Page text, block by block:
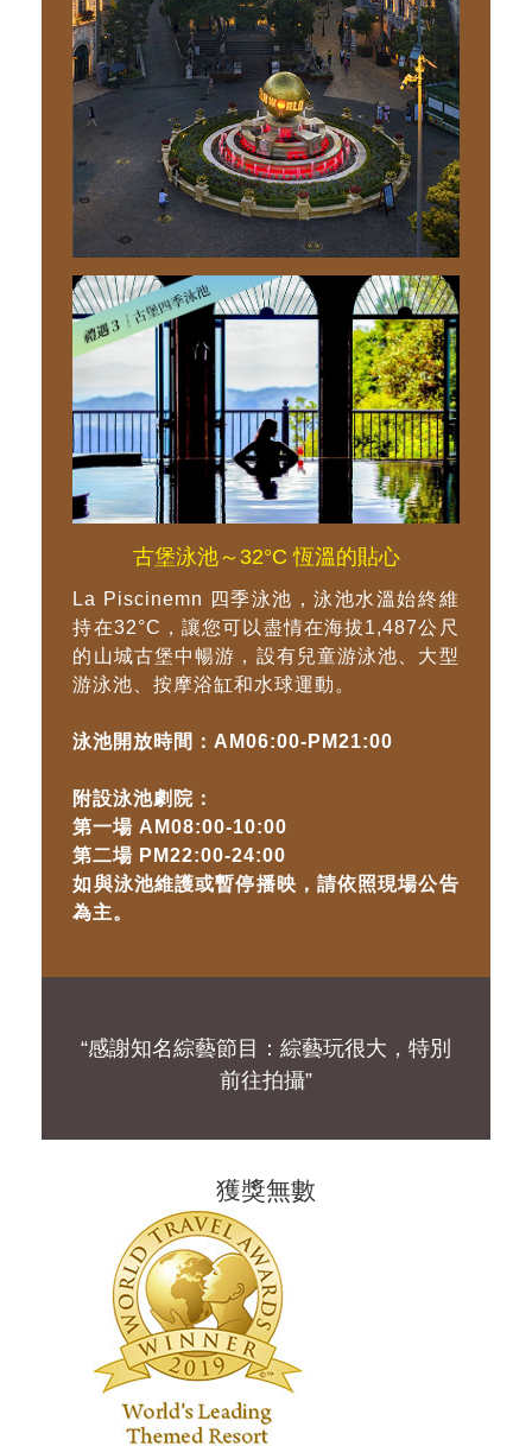
古堡泳池～32°C 恆溫的貼心
La Piscinemn 四季泳池，泳池水溫始終維
持在32°C，讓您可以盡情在海拔1,487公尺
的山城古堡中暢游，設有兒童游泳池、大型
游泳池、按摩浴缸和水球運動。
泳池開放時間：AM06:00-PM21:00
附設泳池劇院：
第一場 AM08:00-10:00
第二場 PM22:00-24:00
如與泳池維護或暫停播映，請依照現場公告
為主。
“感謝知名綜藝節目：綜藝玩很大，特別
前往拍攝”
獲獎無數